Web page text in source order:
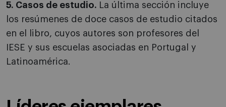
5. Casos de estudio. La última sección incluye
los resúmenes de doce casos de estudio citados
en el libro, cuyos autores son profesores del
IESE y sus escuelas asociadas en Portugal y
Latinoamérica.